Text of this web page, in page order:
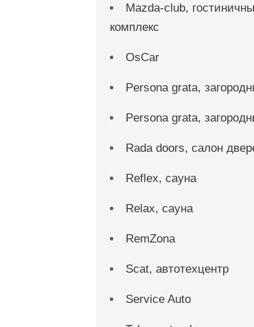
Mazda-club,
комплекс
OsCar
Persona grata,
Persona grata,
Rada doors, салон
Reflex, сауна
Relax, сауна
RemZona
Scat, автотехцентр
Service Auto